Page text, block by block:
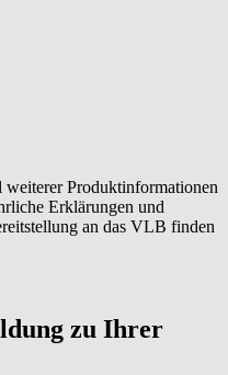
Produktinformationen
Erklärungen und
an das VLB finden
zu Ihrer